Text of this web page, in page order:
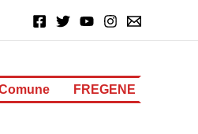
FREGENE – Accoltella il